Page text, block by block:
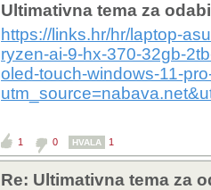
Ultimativna tema za
https://links.hr/hr/laptop-
ryzen-ai-9-hx-370-32gb-
oled-touch-windows-11-
1 0 HVALA 1
Re: Ultimativna tema za